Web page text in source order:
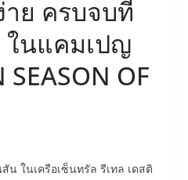
ย ครบจบที่
ในแคมเปญ
SEASON OF
น ในเครือเซ็นทรัล รีเทล เดสติ